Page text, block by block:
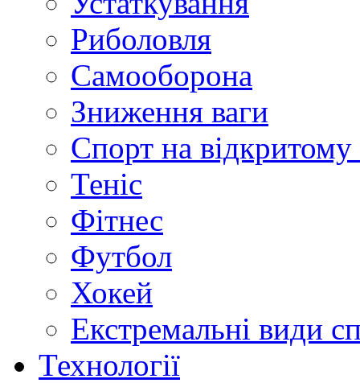
Риболовля
Самооборона
Зниження ваги
Спорт на відкритому
Теніс
Фітнес
Футбол
Хокей
Екстремальні види
Технології